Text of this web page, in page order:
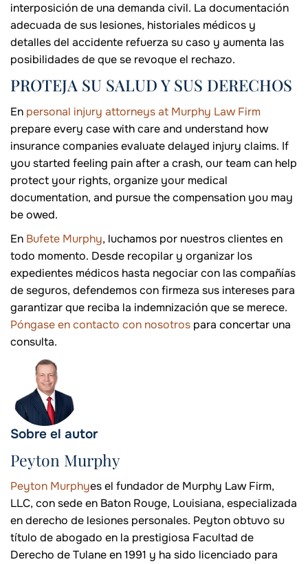
interposición de una demanda civil. La documentación
adecuada de sus lesiones, historiales médicos y
detalles del accidente refuerza su caso y aumenta las
posibilidades de que se revoque el rechazo.
PROTEJA SU SALUD Y SUS DERECHOS
En personal injury attorneys at Murphy Law Firm
prepare every case with care and understand how
insurance companies evaluate delayed injury claims. If
you started feeling pain after a crash, our team can help
protect your rights, organize your medical
documentation, and pursue the compensation you may
be owed.
En Bufete Murphy, luchamos por nuestros clientes en
todo momento. Desde recopilar y organizar los
expedientes médicos hasta negociar con las compañías
de seguros, defendemos con firmeza sus intereses para
garantizar que reciba la indemnización que se merece.
Póngase en contacto con nosotros para concertar una
consulta.
Sobre el autor
Peyton Murphy
Peyton Murphyes el fundador de Murphy Law Firm,
LLC, con sede en Baton Rouge, Louisiana, especializada
en derecho de lesiones personales. Peyton obtuvo su
título de abogado en la prestigiosa Facultad de
Derecho de Tulane en 1991 y ha sido licenciado para